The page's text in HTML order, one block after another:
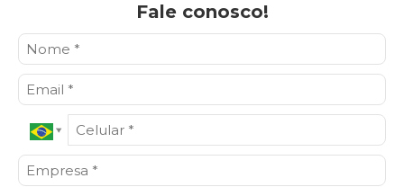
Fale conosco!